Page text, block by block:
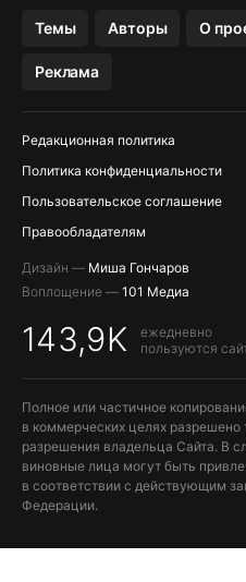
Темы Авторы О
Реклама
Редакционная политика
Политика конфиденциальности
Пользовательское соглашение
Правообладателям
Дизайн — Миша Гончаров
Воплощение — 101 Медиа
143,9K
ежедневно
пользуются
Полное или частичное
в коммерческих целях разрешено
разрешения владельца Сайта. В
виновные лица могут быть
в соответствии с действующим
Федерации.